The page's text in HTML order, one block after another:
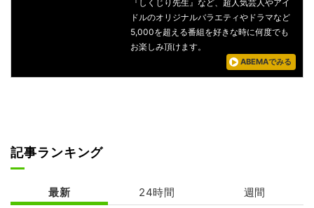
『しくじり先生』など、超人気芸人やアイ
ドルのオリジナルバラエティやドラマなど
5,000を超える番組を好きな時に何度でも
お楽しみ頂けます。
ABEMAでみる
記事ランキング
最新 24時間 週間